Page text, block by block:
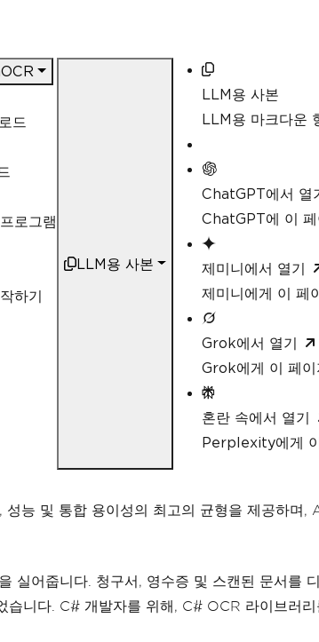
드
로그램
하기
LLM용 사본
LLM용 사본
LLM용 마크다운
ChatGPT에서 열
ChatGPT에 이
제미니에서 열기
제미니에게 이 페
Grok에서 열기
Grok에게 이 페이
혼란 속에서 열기
Perplexity에게
능 및 통합 용이성의 최고의 균형을 제공하며
어줍니다. 청구서, 영수증 및 스캔된 문서를
습니다. C# 개발자를 위해, C# OCR 라이브러